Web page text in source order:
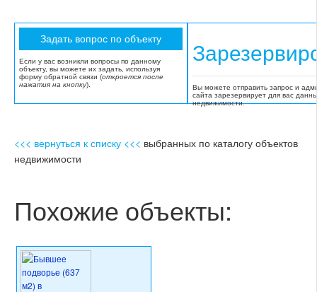
Если у вас возникли вопросы по данному
объекту, вы можете их задать, используя
форму обратной связи (откроется после
нажатия на кнопку).
Вы можете отправить запрос и
сайта зарезервирует для вас
недвижимости.
<<< вернуться к списку <<< выбранных по каталогу объектов
недвижимости
Похожие объекты: